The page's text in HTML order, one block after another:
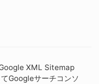
XML Sitemap
Googleサーチコンソ